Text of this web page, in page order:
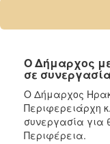
2024
2022
2021
2020
2019
Ο Δήμαρχος
σε
Ο Δήμαρχος
Περιφερειάρχη
συνεργασία για
Περιφέρεια.